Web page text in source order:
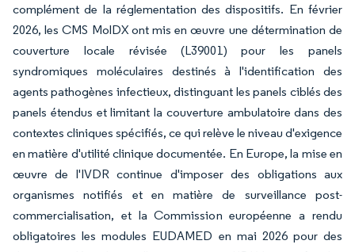
complément de la réglementation des dispositifs. En février
2026, les CMS MolDX ont mis en œuvre une détermination de
couverture locale révisée (L39001) pour les panels
syndromiques moléculaires destinés à l'identification des
agents pathogènes infectieux, distinguant les panels ciblés des
panels étendus et limitant la couverture ambulatoire dans des
contextes cliniques spécifiés, ce qui relève le niveau d'exigence
en matière d'utilité clinique documentée. En Europe, la mise en
œuvre de l'IVDR continue d'imposer des obligations aux
organismes notifiés et en matière de surveillance post-
commercialisation, et la Commission européenne a rendu
obligatoires les modules EUDAMED en mai 2026 pour des